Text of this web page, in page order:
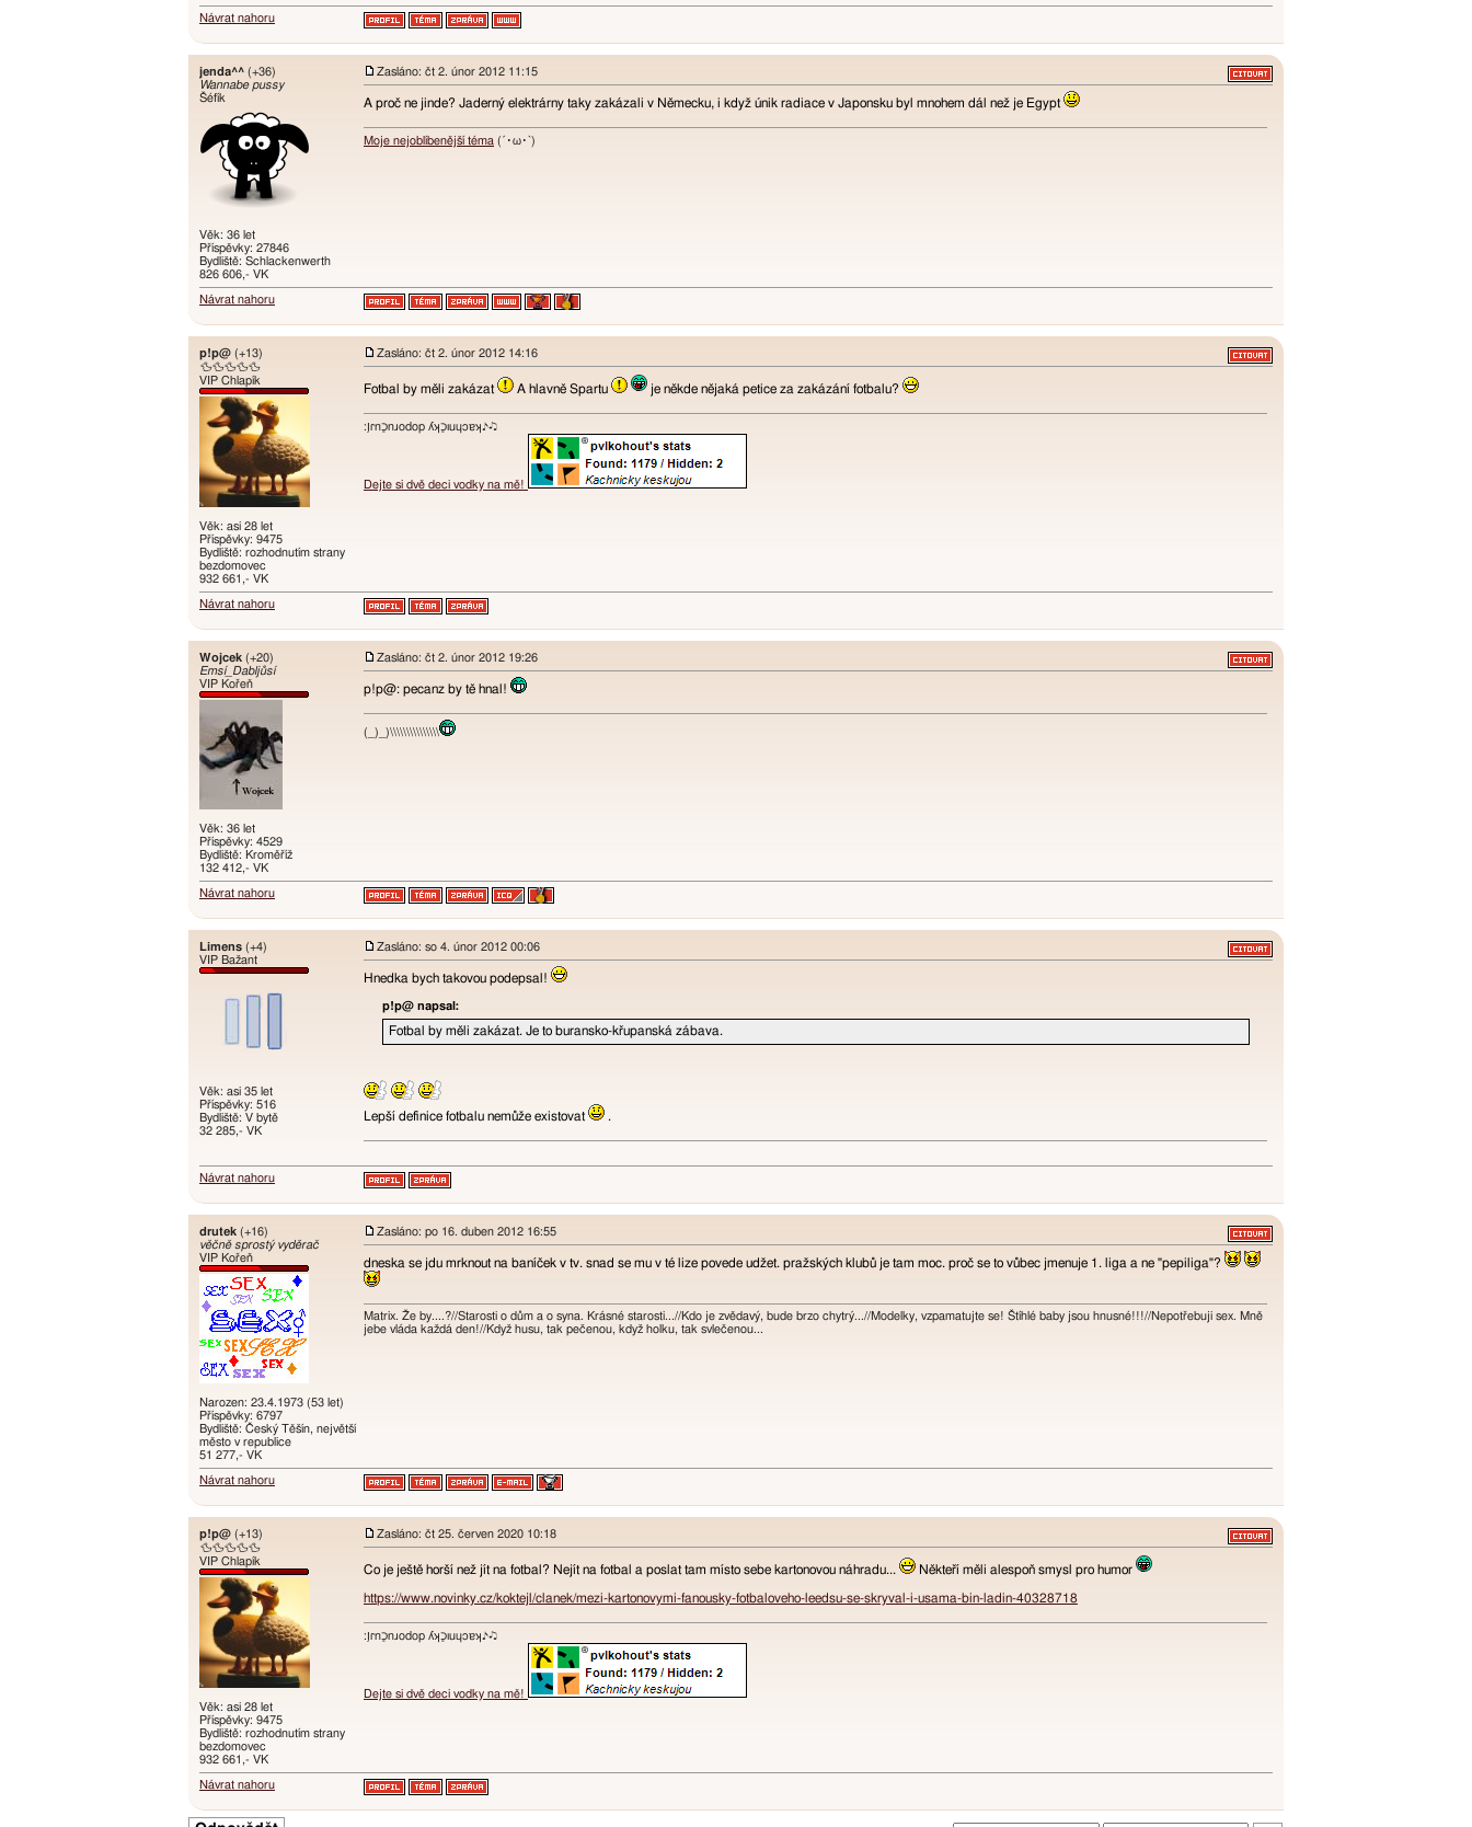
Návrat nahoru
jenda^^ (+36)
Wannabe pussy
Šéfík
Věk: 36 let
Příspěvky: 27846
Bydliště: Schlackenwerth
826 606,- VK
Zasláno: čt 2. únor 2012 11:15
A proč ne jinde? Jaderný elektrárny taky zakázali v Německu, i když únik radiace v Japonsku byl mnohem dál než je Egypt
Moje nejoblíbenější téma (´･ω･`)
Návrat nahoru
p!p@ (+13)
🦆🦆🦆🦆🦆
VIP Chlapík
Věk: asi 28 let
Příspěvky: 9475
Bydliště: rozhodnutím strany
bezdomovec
932 661,- VK
Zasláno: čt 2. únor 2012 14:16
Fotbal by měli zakázat A hlavně Spartu je někde nějaká petice za zakázání fotbalu?
:ו֥ɾnכַnɹodop ʎʞכַıuɥɔɐʞ♪♫
Dejte si dvě deci vodky na mě!
Návrat nahoru
Wojcek (+20)
Emsí_Dabljůsí
VIP Kořeň
Věk: 36 let
Příspěvky: 4529
Bydliště: Kroměříž
132 412,- VK
Zasláno: čt 2. únor 2012 19:26
p!p@: pecanz by tě hnal!
(_)_)\\\\\\\\\\\\\\\
Návrat nahoru
Limens (+4)
VIP Bažant
Věk: asi 35 let
Příspěvky: 516
Bydliště: V bytě
32 285,- VK
Zasláno: so 4. únor 2012 00:06
Hnedka bych takovou podepsal!
p!p@ napsal:
Fotbal by měli zakázat. Je to buransko-křupanská zábava.
Lepší definice fotbalu nemůže existovat .
Návrat nahoru
drutek (+16)
věčně sprostý vyděrač
VIP Kořeň
Narozen: 23.4.1973 (53 let)
Příspěvky: 6797
Bydliště: Český Těšín, největší
město v republice
51 277,- VK
Zasláno: po 16. duben 2012 16:55
dneska se jdu mrknout na baníček v tv. snad se mu v té lize povede udžet. pražských klubů je tam moc. proč se to vůbec jmenuje 1. liga a ne "pepiliga"?
Matrix. Že by....?//Starosti o dům a o syna. Krásné starosti...//Kdo je zvědavý, bude brzo chytrý...//Modelky, vzpamatujte se! Štíhlé baby jsou hnusné!!!//Nepotřebuji sex. Mně
jebe vláda každá den!//Když husu, tak pečenou, když holku, tak svlečenou...
Návrat nahoru
p!p@ (+13)
🦆🦆🦆🦆🦆
VIP Chlapík
Věk: asi 28 let
Příspěvky: 9475
Bydliště: rozhodnutím strany
bezdomovec
932 661,- VK
Zasláno: čt 25. červen 2020 10:18
Co je ještě horší než jít na fotbal? Nejít na fotbal a poslat tam místo sebe kartonovou náhradu... Někteří měli alespoň smysl pro humor
https://www.novinky.cz/koktejl/clanek/mezi-kartonovymi-fanousky-fotbaloveho-leedsu-se-skryval-i-usama-bin-ladin-40328718
:ו֥ɾnכַnɹodop ʎʞכַıuɥɔɐʞ♪♫
Dejte si dvě deci vodky na mě!
Návrat nahoru